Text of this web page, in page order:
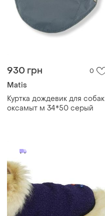
930 грн 0
Matis
Куртка дождевик для собак
оксамыт м 34*50 серый